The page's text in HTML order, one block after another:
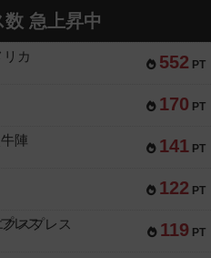
数 急上昇中
552 PT
カ
170 PT
141 PT
陣
122 PT
119 PT
スプレス